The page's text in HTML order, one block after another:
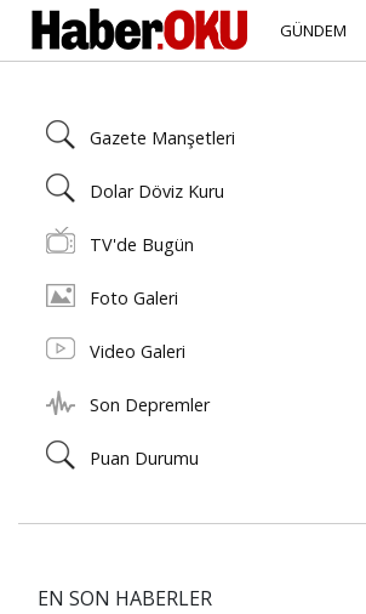
GÜNDEM
Gazete Manşetleri
Dolar Döviz Kuru
TV'de Bugün
Foto Galeri
Video Galeri
Son Depremler
Puan Durumu
EN SON HABERLER